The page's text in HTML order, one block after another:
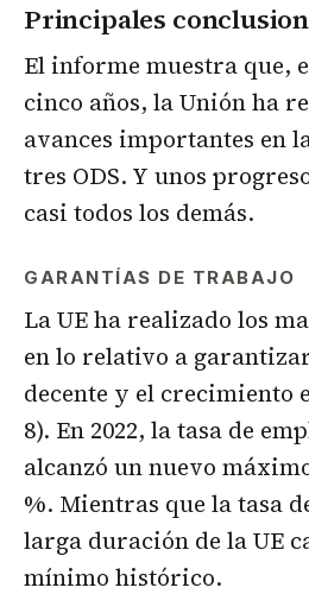
Principales
El informe muestra que,
cinco años, la Unión ha
avances importantes en
tres ODS. Y unos
casi todos los demás.
GARANTÍAS DE TRABAJO
La UE ha realizado los
en lo relativo a
decente y el crecimiento
8). En 2022, la tasa de
alcanzó un nuevo
%. Mientras que la tasa
larga duración de la UE
mínimo histórico.